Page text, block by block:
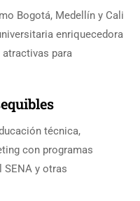
Bogotá, Medellín y Cali
enriquecedora
para
técnica,
con programas
y otras